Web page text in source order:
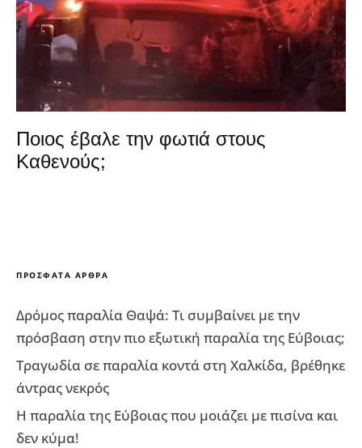
Ποιος έβαλε την φωτιά στους
Καθενούς;
ΠΡΌΣΦΑΤΑ ΆΡΘΡΑ
Δρόμος παραλία Θαψά: Τι συμβαίνει με την
πρόσβαση στην πιο εξωτική παραλία της Εύβοιας;
Τραγωδία σε παραλία κοντά στη Χαλκίδα, βρέθηκε
άντρας νεκρός
Η παραλία της Εύβοιας που μοιάζει με πισίνα και
δεν κύμα!